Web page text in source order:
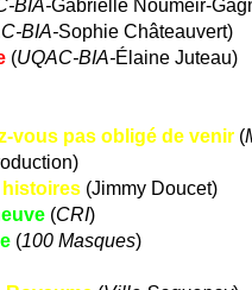
BIA-Gabrielle Noumeir-
BIA-Sophie Châteauvert)
(UQAC-BIA-Élaine Juteau)
vous pas obligé de venir (
histoires (Jimmy Doucet)
(CRI)
(100 Masques)